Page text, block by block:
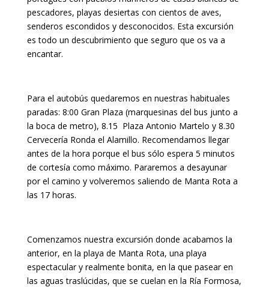
pescadores, playas desiertas con cientos de aves,
senderos escondidos y desconocidos. Esta excursión
es todo un descubrimiento que seguro que os va a
encantar.
Para el autobús quedaremos en nuestras habituales
paradas: 8:00 Gran Plaza (marquesinas del bus junto a
la boca de metro), 8.15 Plaza Antonio Martelo y 8.30
Cervecería Ronda el Alamillo. Recomendamos llegar
antes de la hora porque el bus sólo espera 5 minutos
de cortesía como máximo. Pararemos a desayunar
por el camino y volveremos saliendo de Manta Rota a
las 17 horas.
Comenzamos nuestra excursión donde acabamos la
anterior, en la playa de Manta Rota, una playa
espectacular y realmente bonita, en la que pasear en
las aguas traslúcidas, que se cuelan en la Ría Formosa,